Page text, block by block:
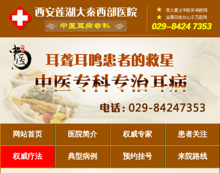
网站首页 医院简介 权威专家 患者关注
权威疗法 典型病例 预约挂号 来院路线